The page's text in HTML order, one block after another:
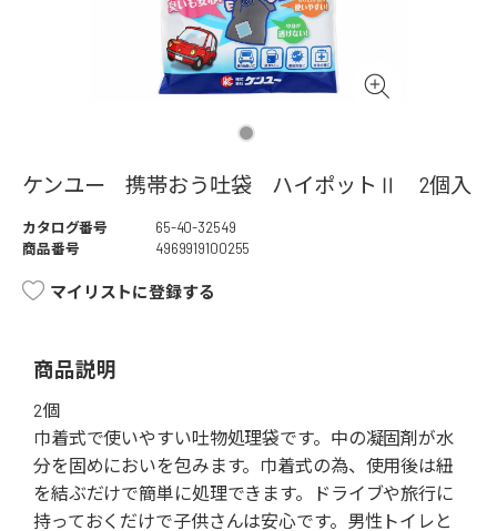
ケンユー 携帯おう吐袋 ハイポットⅡ 2個入
カタログ番号
65-40-32549
商品番号
4969919100255
マイリストに登録する
商品説明
2個
巾着式で使いやすい吐物処理袋です。中の凝固剤が水
分を固めにおいを包みます。巾着式の為、使用後は紐
を結ぶだけで簡単に処理できます。ドライブや旅行に
持っておくだけで子供さんは安心です。男性トイレと